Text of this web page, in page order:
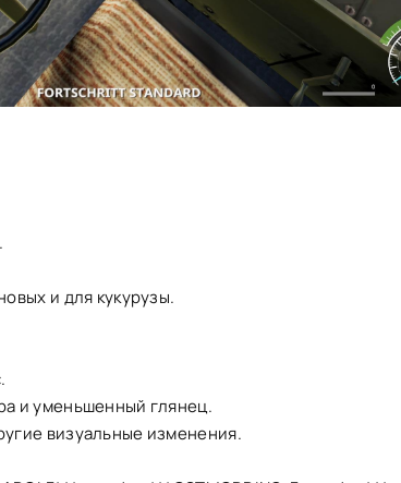
и для кукурузы.
и уменьшенный глянец.
визуальные изменения.